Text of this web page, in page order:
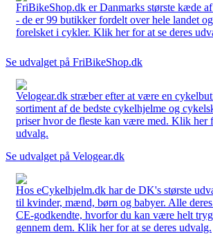
FriBikeShop.dk er Danmarks største kæde
- de er 99 butikker fordelt over hele landet
forelsket i cykler. Klik her for at se deres
Se udvalget på FriBikeShop.dk
Velogear.dk stræber efter at være en
sortiment af de bedste cykelhjelme og
priser hvor de fleste kan være med. Klik her
udvalg.
Se udvalget på Velogear.dk
Hos eCykelhjelm.dk har de DK's største
til kvinder, mænd, børn og babyer. Alle
CE-godkendte, hvorfor du kan være helt
gennem dem. Klik her for at se deres udvalg.